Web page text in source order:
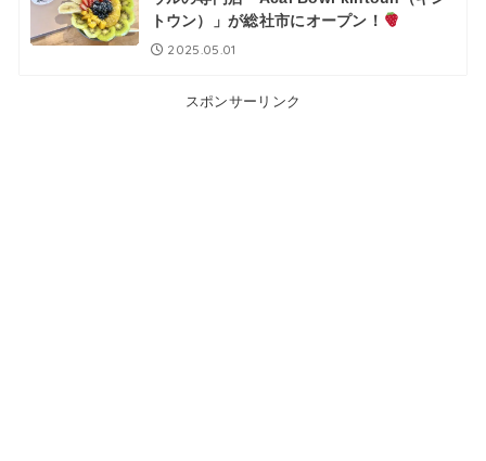
トウン）」が総社市にオープン！
2025.05.01
スポンサーリンク